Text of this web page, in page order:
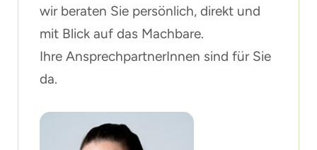
wir beraten Sie persönlich, direkt und
mit Blick auf das Machbare.
Ihre AnsprechpartnerInnen sind für Sie
da.